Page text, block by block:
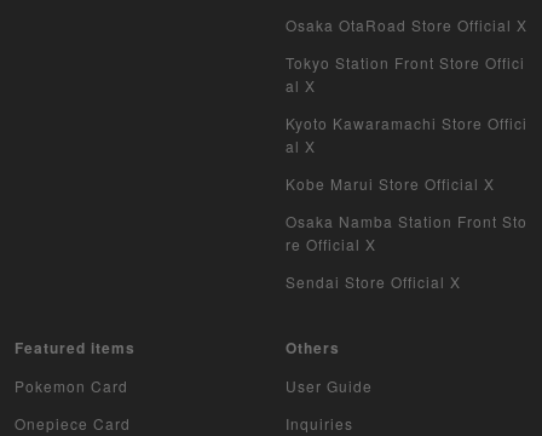
Buddy Fight
Z/X
Osaka OtaRoad Store Official X
Tokyo Station Front Store Offici
al X
Kyoto Kawaramachi Store Offici
al X
Kobe Marui Store Official X
Osaka Namba Station Front Sto
re Official X
Sendai Store Official X
Featured items
Pokemon Card
Onepiece Card
Others
User Guide
Inquiries